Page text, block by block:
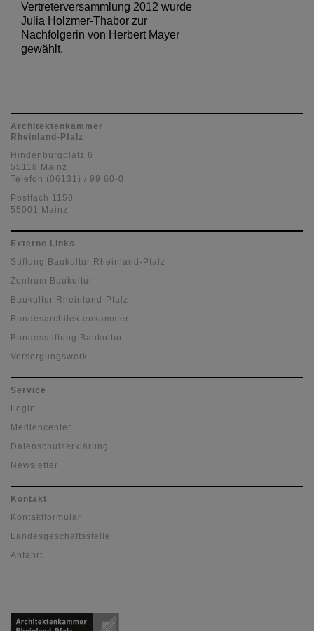
Vertreterversammlung 2012 wurde
Julia Holzmer-Thabor zur
Nachfolgerin von Herbert Mayer
gewählt.
Architektenkammer
Rheinland-Pfalz
Hindenburgplatz 6
55118 Mainz
Telefon (06131) / 99 60-0
Postfach 1150
55001 Mainz
Externe Links
Stiftung Baukultur Rheinland-Pfalz
Zentrum Baukultur
Baukultur Rheinland-Pfalz
Bundesarchitektenkammer
Bundesstiftung Baukultur
Versorgungswerk
Service
Login
Mediencenter
Datenschutzerklärung
Newsletter
Kontakt
Kontaktformular
Landesgeschäftsstelle
Anfahrt